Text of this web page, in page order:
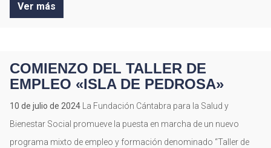
Ver más
COMIENZO DEL TALLER DE
EMPLEO «ISLA DE PEDROSA»
10 de julio de 2024 La Fundación Cántabra para la Salud y
Bienestar Social promueve la puesta en marcha de un nuevo
programa mixto de empleo y formación denominado “Taller de